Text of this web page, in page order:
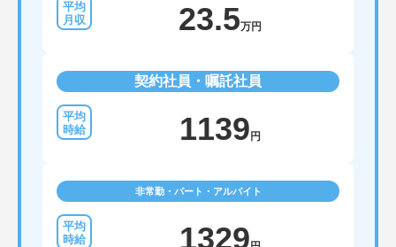
23.5万円
契約社員・嘱託社員
1139 円
非常勤・パート・アルバイト
1329